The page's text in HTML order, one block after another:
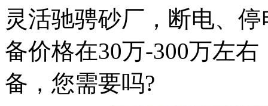
灵活驰骋砂厂，断电、
备价格在30万-300万左
备，您需要吗?